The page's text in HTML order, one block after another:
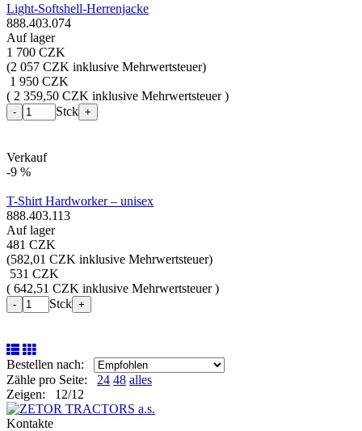
Light-Softshell-Herrenjacke
888.403.074
Auf lager
1 700 CZK
(2 057 CZK inklusive Mehrwertsteuer)
1 950 CZK
( 2 359,50 CZK inklusive Mehrwertsteuer )
- Stck +
Verkauf
-9 %
T-Shirt Hardworker – unisex
888.403.113
Auf lager
481 CZK
(582,01 CZK inklusive Mehrwertsteuer)
531 CZK
( 642,51 CZK inklusive Mehrwertsteuer )
- Stck +
Bestellen nach:
Zähle pro Seite: 24 48 alles
Zeigen: 12/12
Kontakte